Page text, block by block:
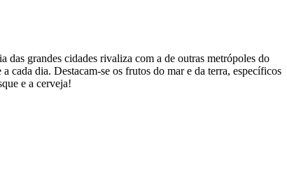
das grandes cidades rivaliza com a de outras metrópoles do
cada dia. Destacam-se os frutos do mar e da terra, específicos
e a cerveja!